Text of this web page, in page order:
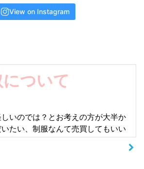
View on Instagram
ついて
いのでは？とお考えの方が大半か
たい、制服なんて売買してもいい
制服のセカンドハンドマーケット
要と供給のバランスがとれている